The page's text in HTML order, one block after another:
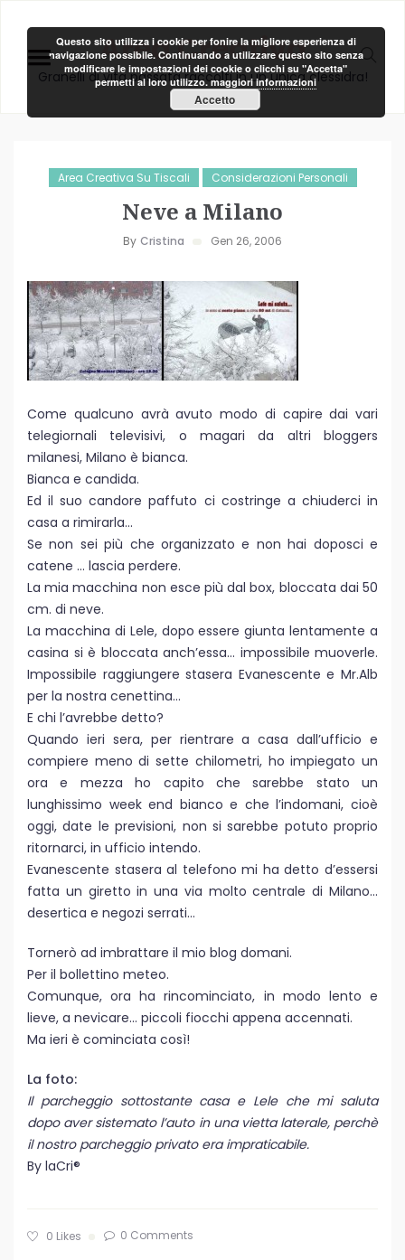
Area Creativa
Granelli di vita passata raccolti in un unica clessidra!
Area Creativa Su Tiscali Considerazioni Personali
Neve a Milano
By Cristina Gen 26, 2006
Come qualcuno avrà avuto modo di capire dai vari
telegiornali televisivi, o magari da altri bloggers
milanesi, Milano è bianca.
Bianca e candida.
Ed il suo candore paffuto ci costringe a chiuderci in
casa a rimirarla…
Se non sei più che organizzato e non hai doposci e
catene … lascia perdere.
La mia macchina non esce più dal box, bloccata dai 50
cm. di neve.
La macchina di Lele, dopo essere giunta lentamente a
casina si è bloccata anch’essa… impossibile muoverle.
Impossibile raggiungere stasera Evanescente e Mr.Alb
per la nostra cenettina…
E chi l’avrebbe detto?
Quando ieri sera, per rientrare a casa dall’ufficio e
compiere meno di sette chilometri, ho impiegato un
ora e mezza ho capito che sarebbe stato un
lunghissimo week end bianco e che l’indomani, cioè
oggi, date le previsioni, non si sarebbe potuto proprio
ritornarci, in ufficio intendo.
Evanescente stasera al telefono mi ha detto d’essersi
fatta un giretto in una via molto centrale di Milano…
desertica e negozi serrati…
Tornerò ad imbrattare il mio blog domani.
Per il bollettino meteo.
Comunque, ora ha rincominciato, in modo lento e
lieve, a nevicare… piccoli fiocchi appena accennati.
Ma ieri è cominciata così!
La foto:
Il parcheggio sottostante casa e Lele che mi saluta
dopo aver sistemato l’auto in una vietta laterale, perchè
il nostro parcheggio privato era impraticabile.
By laCri®
0 Likes 0 Comments
Questo sito utilizza i cookie per fonire la migliore esperienza di
navigazione possibile. Continuando a utilizzare questo sito senza
modificare le impostazioni dei cookie o clicchi su "Accetta"
permetti al loro utilizzo.maggiori informazioni
Accetto